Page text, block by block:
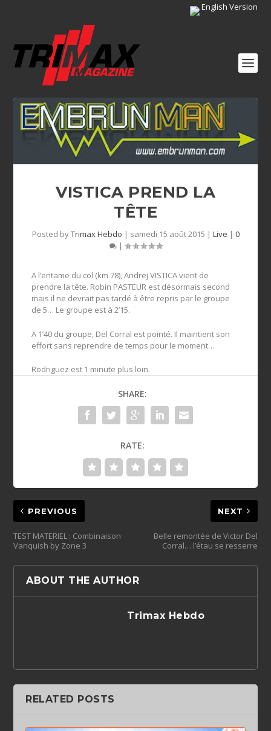
English Version
VISTICA PREND LA
TÊTE
Posted byTrimax Hebdo | samedi 15 août 2015 | Live | 0
|
A l’entame du col (km 78), Andrej VISTICA vient de
prendre la tête. Robin PASTEUR est désormais second
mais il ne devrait pas tardé à être repris par le groupe
de 5… Le groupe est à 2’15.
A 1’40 du groupe, Del Corral est pointé. Il maintient son
effort sans reprendre de temps pour le moment…
Rodriguez est 1 minute plus loin.
SHARE:
RATE:
PREVIOUS
TEST MATERIEL : Combinaison
Vanquish by Zone 3
NEXT
Belle remontée de Victor Del
Corral… l’étau se resserre
ABOUT THE AUTHOR
Trimax Hebdo
RELATED POSTS